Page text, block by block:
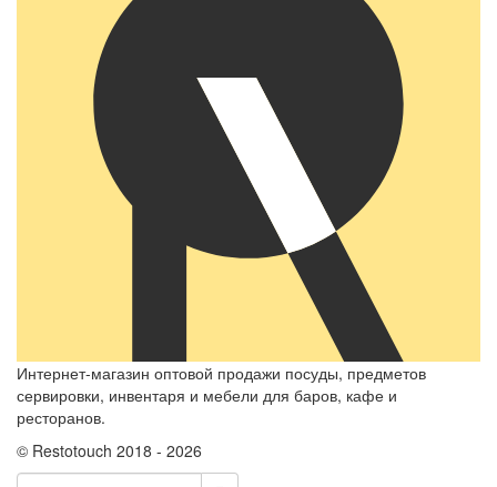
Интернет-магазин оптовой продажи посуды, предметов
сервировки, инвентаря и мебели для баров, кафе и
ресторанов.
© Restotouch 2018 - 2026